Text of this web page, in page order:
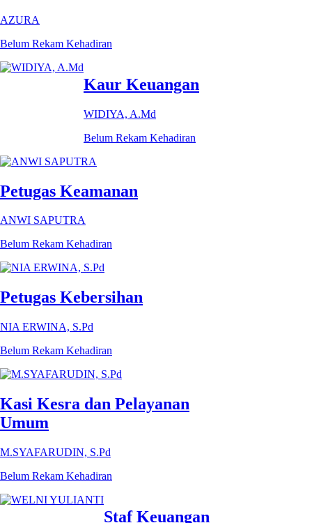
AZURA
Belum Rekam Kehadiran
Kaur Keuangan
WIDIYA, A.Md
Belum Rekam Kehadiran
Petugas Keamanan
ANWI SAPUTRA
Belum Rekam Kehadiran
Petugas Kebersihan
NIA ERWINA, S.Pd
Belum Rekam Kehadiran
Kasi Kesra dan Pelayanan
Umum
M.SYAFARUDIN, S.Pd
Belum Rekam Kehadiran
Staf Keuangan